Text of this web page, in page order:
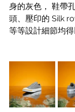
身的灰色， 鞋帶
頭、壓印的 Silk
等等設計細節均得